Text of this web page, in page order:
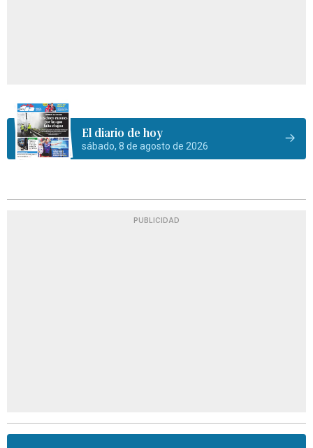
El diario de hoy
sábado, 8 de agosto de 2026
PUBLICIDAD